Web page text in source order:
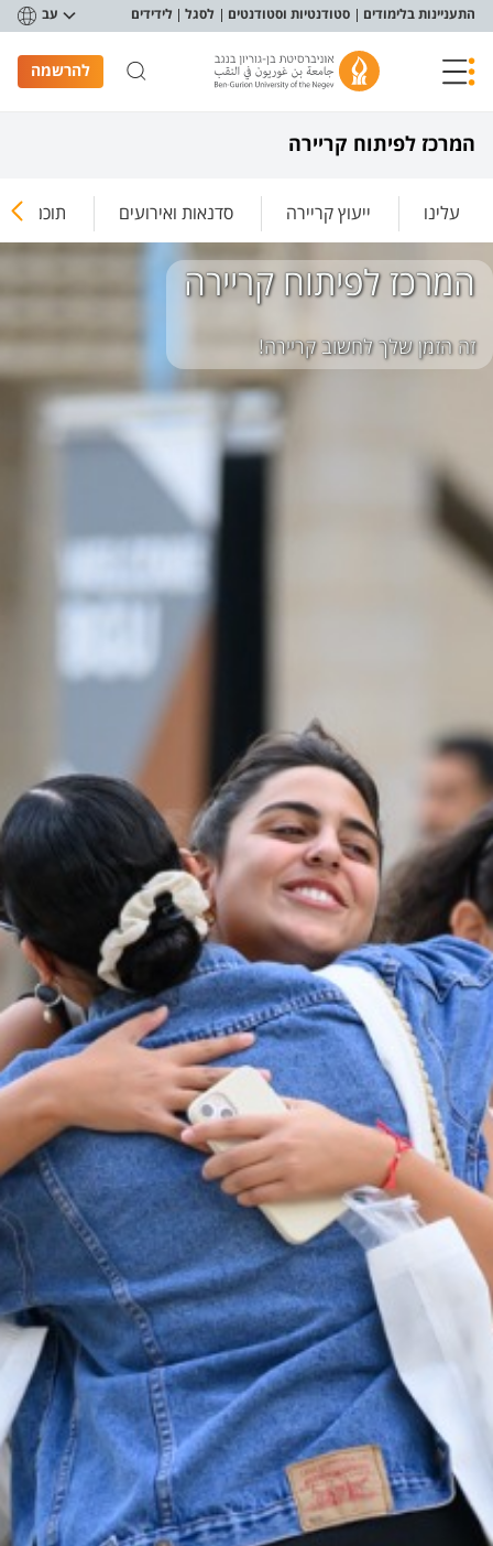
תפריט נגישות
התעניינות בלימודים סטודנטיות וסטודנטים לסגל לידידים עב
להרשמה
המרכז לפיתוח קריירה
עלינו ייעוץ קריירה סדנאות ואירועים תוכניות
המרכז לפיתוח קריירה
זה הזמן שלך לחשוב קריירה!